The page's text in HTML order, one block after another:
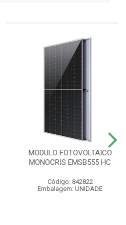
MODULO FOTOVOLTAICO
MONOCRIS EMSB555 HC
Código: 842822
Embalagem: UNIDADE